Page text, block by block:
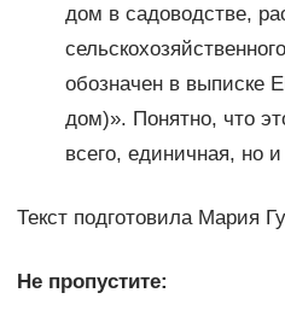
дом в садоводстве,
обозначен в выписке
дом)». Понятно, что
всего, единичная, но
Текст подготовила Мария
Не пропустите: